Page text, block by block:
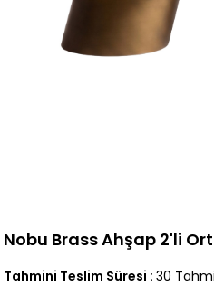
Nobu Brass Ahşap 2'li
Tahmini Teslim Süresi : 30